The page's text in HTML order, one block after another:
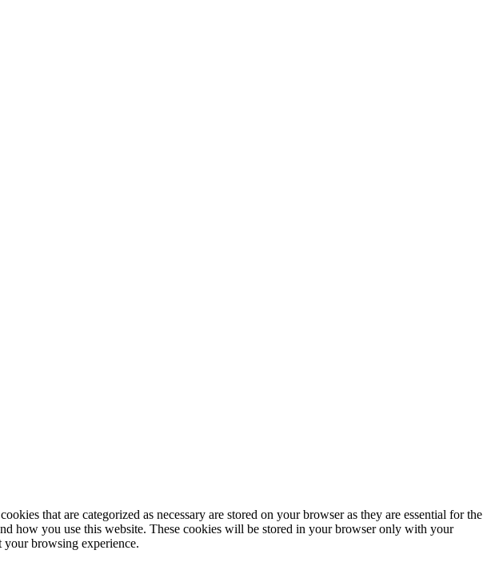
that are categorized as necessary are stored on your browser as they are essential for the
how you use this website. These cookies will be stored in your browser only with your
your browsing experience.